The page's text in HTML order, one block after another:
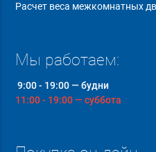
Расчет веса межкомнатных
Мы работаем:
9:00 - 19:00 — будни
11:00 - 19:00 — суббота